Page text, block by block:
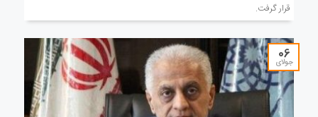
قرار گرفت.
06
جولای